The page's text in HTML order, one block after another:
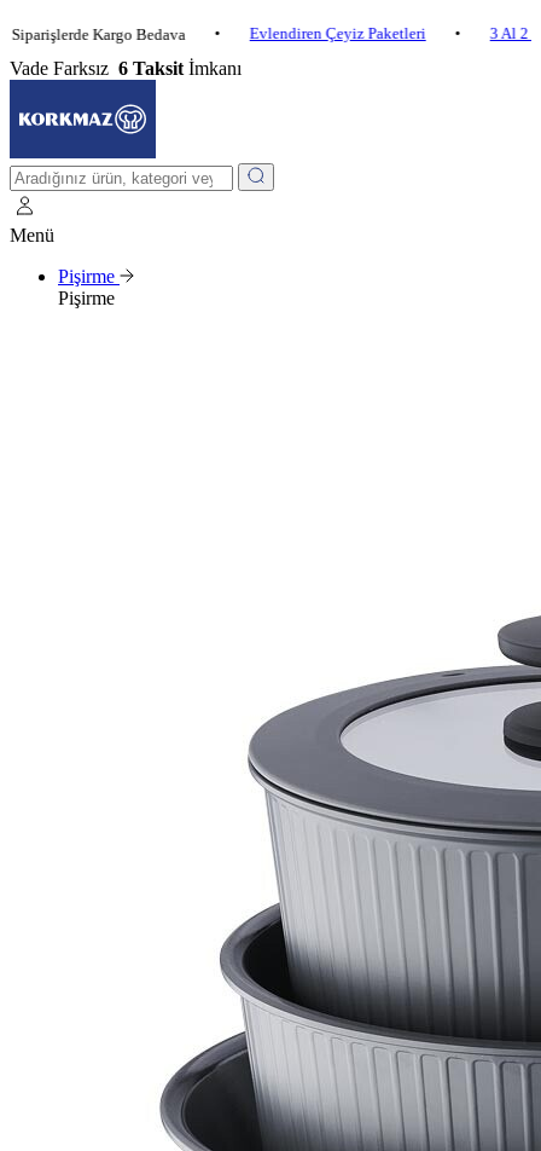
Kargo Bedava • Evlendiren Çeyiz Paketleri • 3 Al 2 Öde
Vade Farksız 6 Taksit İmkanı
Menü
Pişirme
Pişirme